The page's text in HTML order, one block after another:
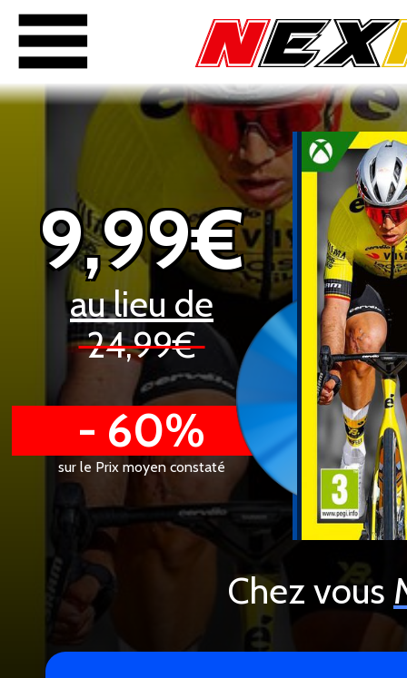
9,99€
au lieu de
24,99€
- 60%
sur le Prix moyen constaté
Chez vous